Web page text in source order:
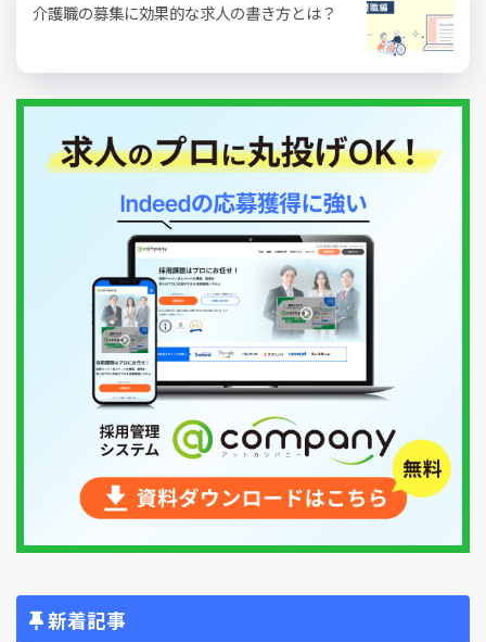
介護職の募集に効果的な求人の書き方とは？
新着記事